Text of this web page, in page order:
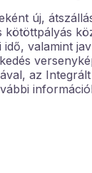
új,
valamint
az